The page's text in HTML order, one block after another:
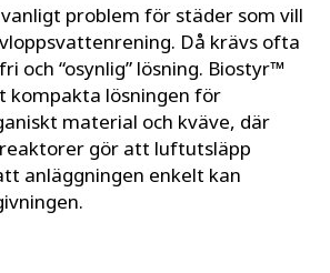
problem för städer som vill
Då krävs ofta
och “osynlig” lösning. Biostyr™
kompakta lösningen för
material och kväve, där
gör att luftutsläpp
anläggningen enkelt kan